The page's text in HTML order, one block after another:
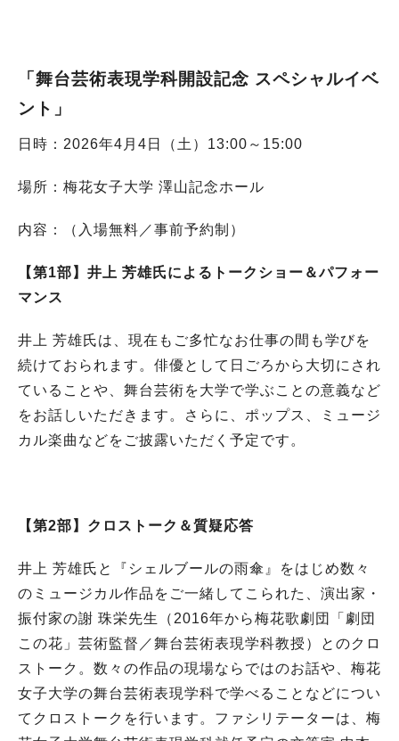
「舞台芸術表現学科開設記念 スペシャルイベ
ント」
日時：2026年4月4日（土）13:00～15:00
場所：梅花女子大学 澤山記念ホール
内容：（入場無料／事前予約制）
【第1部】井上 芳雄氏によるトークショー＆パフォー
マンス
井上 芳雄氏は、現在もご多忙なお仕事の間も学びを
続けておられます。俳優として日ごろから大切にされ
ていることや、舞台芸術を大学で学ぶことの意義など
をお話しいただきます。さらに、ポップス、ミュージ
カル楽曲などをご披露いただく予定です。
【第2部】クロストーク＆質疑応答
井上 芳雄氏と『シェルブールの雨傘』をはじめ数々
のミュージカル作品をご一緒してこられた、演出家・
振付家の謝 珠栄先生（2016年から梅花歌劇団「劇団
この花」芸術監督／舞台芸術表現学科教授）とのクロ
ストーク。数々の作品の現場ならではのお話や、梅花
女子大学の舞台芸術表現学科で学べることなどについ
てクロストークを行います。ファシリテーターは、梅